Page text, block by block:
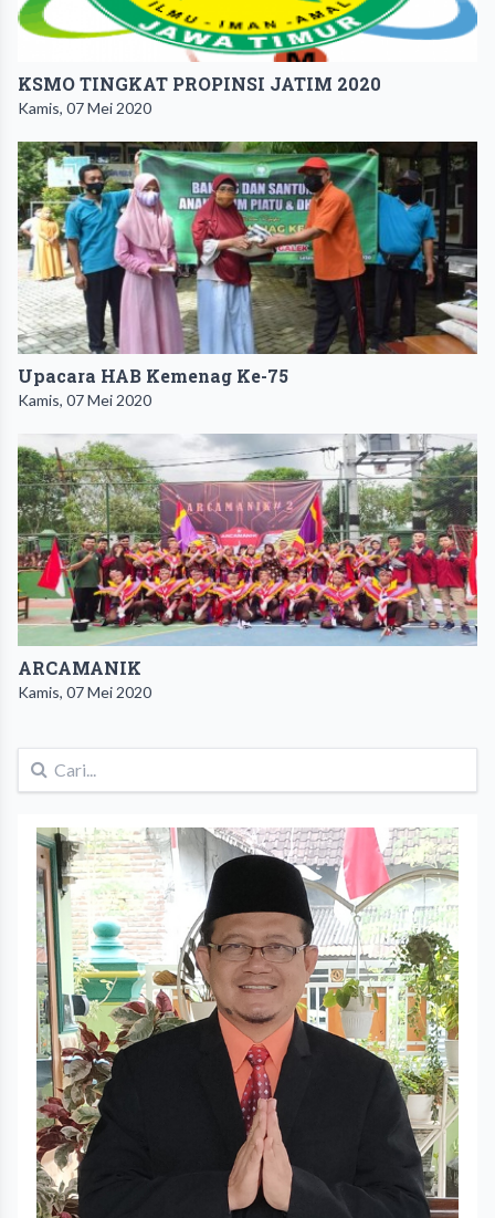
KSMO TINGKAT PROPINSI JATIM 2020
Kamis, 07 Mei 2020
Upacara HAB Kemenag Ke-75
Kamis, 07 Mei 2020
ARCAMANIK
Kamis, 07 Mei 2020